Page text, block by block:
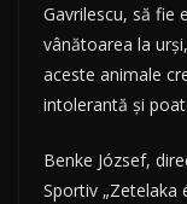
Gavrilescu, să fie
vânătoarea la
aceste animale
intolerantă şi
Benke József,
Sportiv „Zetelaka